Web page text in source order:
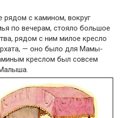
рядом с камином, вокруг
по вечерам, стояло большое
рядом с ним милое кресло
— оно было для Мамы-
креслом был совсем